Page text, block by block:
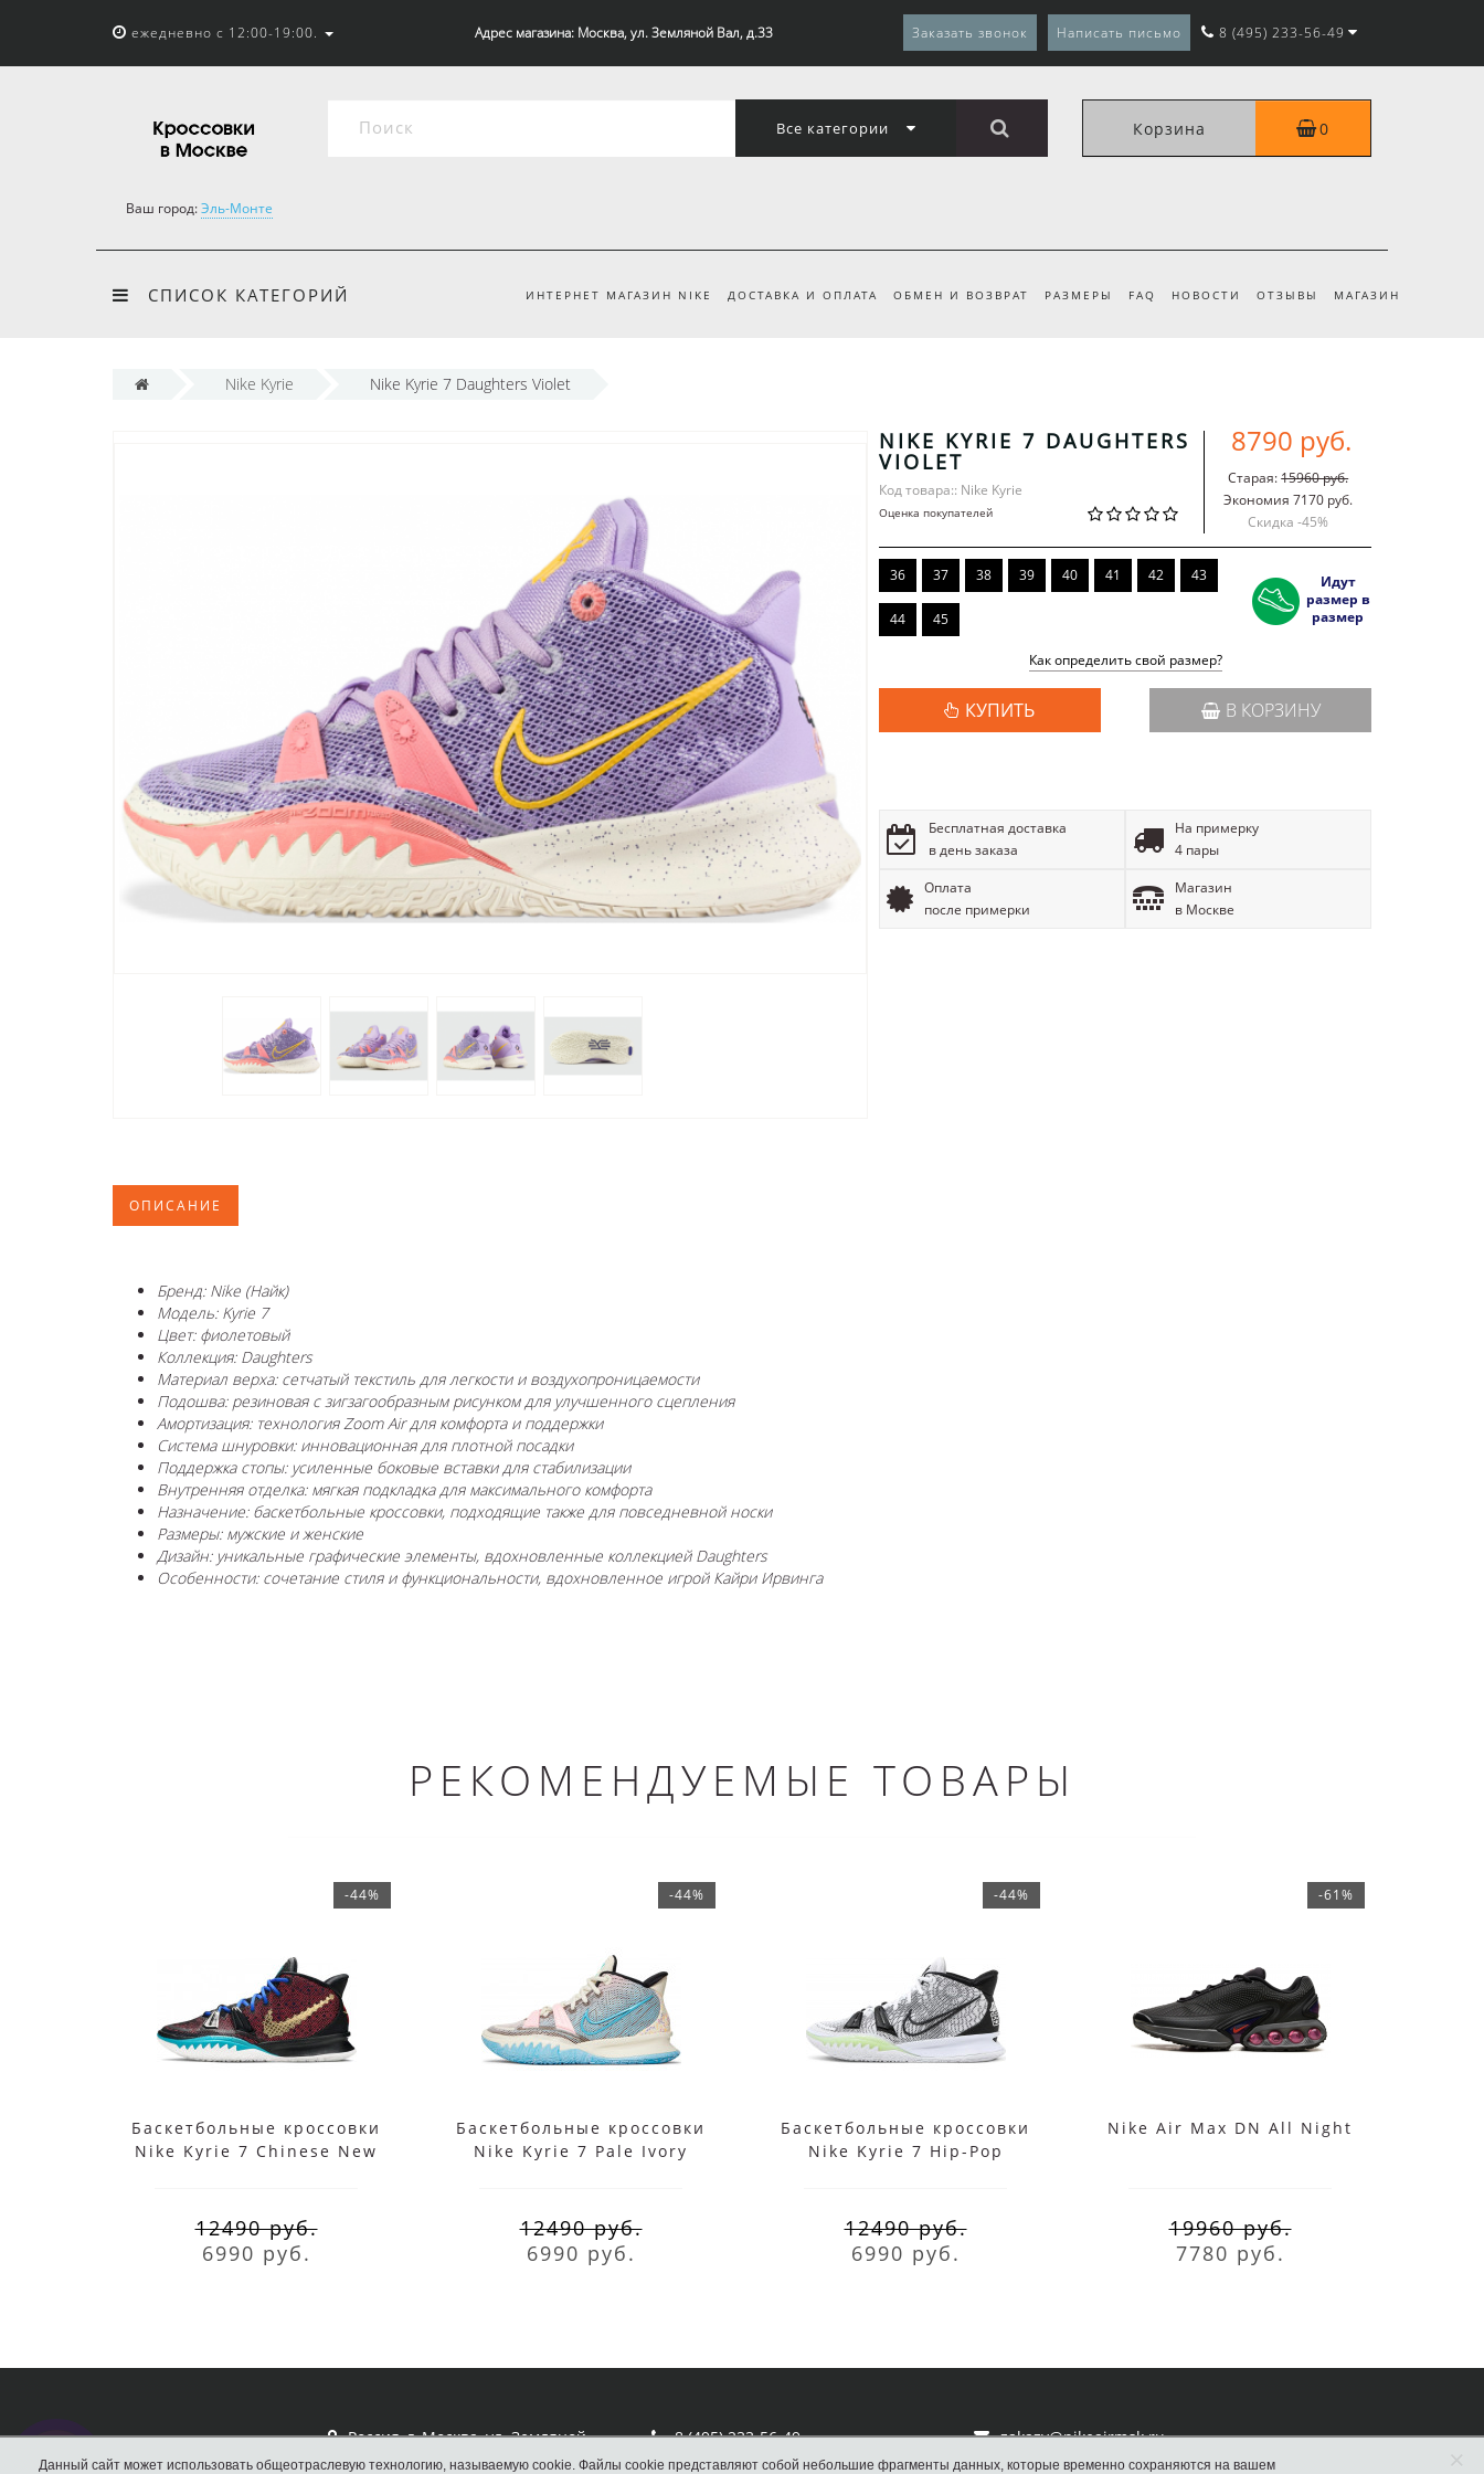
ежедневно с 12:00-19:00. Адрес магазина: Москва, ул. Земляной Вал, д.33 Заказать звонок Написать письмо 8 (495) 233-56-49
Все категории Корзина 0
Ваш город:Эль-Монте
СПИСОК КАТЕГОРИЙ ИНТЕРНЕТ МАГАЗИН NIKE ДОСТАВКА И ОПЛАТА ОБМЕН И ВОЗВРАТ РАЗМЕРЫ FAQ НОВОСТИ ОТЗЫВЫ МАГАЗИН
Nike Kyrie Nike Kyrie 7 Daughters Violet
NIKE KYRIE 7 DAUGHTERS
VIOLET
Код товара:: Nike Kyrie
Оценка покупателей
8790 руб.
Старая:15960 руб.
Экономия 7170 руб.
Скидка -45%
36 37 38 39 40 41 42 43
44 45
Идут
размер в
размер
Как определить свой размер?
КУПИТЬ В КОРЗИНУ
Бесплатная доставка
в день заказа
На примерку
4 пары
Оплата
после примерки
Магазин
в Москве
ОПИСАНИЕ
Бренд: Nike (Найк)
Модель: Kyrie 7
Цвет: фиолетовый
Коллекция: Daughters
Материал верха: сетчатый текстиль для легкости и воздухопроницаемости
Подошва: резиновая с зигзагообразным рисунком для улучшенного сцепления
Амортизация: технология Zoom Air для комфорта и поддержки
Система шнуровки: инновационная для плотной посадки
Поддержка стопы: усиленные боковые вставки для стабилизации
Внутренняя отделка: мягкая подкладка для максимального комфорта
Назначение: баскетбольные кроссовки, подходящие также для повседневной носки
Размеры: мужские и женские
Дизайн: уникальные графические элементы, вдохновленные коллекцией Daughters
Особенности: сочетание стиля и функциональности, вдохновленное игрой Кайри Ирвинга
РЕКОМЕНДУЕМЫЕ ТОВАРЫ
-44%
Баскетбольные кроссовки
Nike Kyrie 7 Chinese New
12490 руб.
6990 руб.
-44%
Баскетбольные кроссовки
Nike Kyrie 7 Pale Ivory
12490 руб.
6990 руб.
-44%
Баскетбольные кроссовки
Nike Kyrie 7 Hip-Pop
12490 руб.
6990 руб.
-61%
Nike Air Max DN All Night
19960 руб.
7780 руб.
Россия, г. Москва, ул. Земляной
Вал, д.33
8 (495) 233-56-49 zakazy@nikeairmsk.ru
Данный сайт может использовать общеотраслевую технологию, называемую cookie. Файлы cookie представляют собой небольшие фрагменты данных, которые временно сохраняются на вашем ×